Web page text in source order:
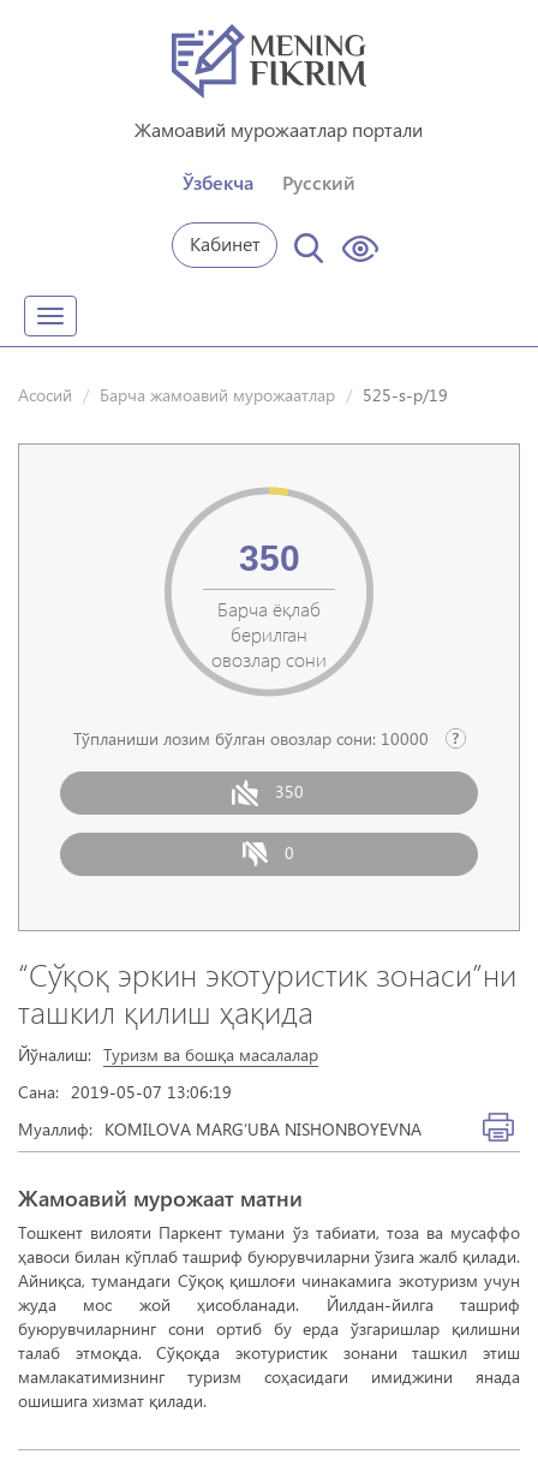
Жамоавий мурожаатлар портали
Ўзбекча Русский
Кабинет
Toggle
navigation
Асосий Барча жамоавий мурожаатлар 525-s-p/19
Барча ёқлаб
берилган
овозлар сони
350
Тўпланиши лозим бўлган овозлар сони: 10000
350
0
“Сўқоқ эркин экотуристик зонаси”ни
ташкил қилиш ҳақида
Йўналиш: Туризм ва бошқа масалалар
Сана: 2019-05-07 13:06:19
Муаллиф: KOMILOVA MARG‘UBA NISHONBOYEVNA
Жамоавий мурожаат матни
Тошкент вилояти Паркент тумани ўз табиати, тоза ва мусаффо
ҳавоси билан кўплаб ташриф буюрувчиларни ўзига жалб қилади.
Айниқса, тумандаги Сўқоқ қишлоғи чинакамига экотуризм учун
жуда мос жой ҳисобланади. Йилдан-йилга ташриф
буюрувчиларнинг сони ортиб бу ерда ўзгаришлар қилишни
талаб этмоқда. Сўқоқда экотуристик зонани ташкил этиш
мамлакатимизнинг туризм соҳасидаги имиджини янада
ошишига хизмат қилади.